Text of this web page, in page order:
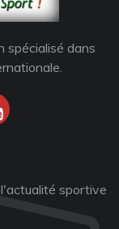
spécialisé dans
sportive